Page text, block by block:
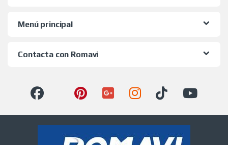
Menú principal
Contacta con Romavi